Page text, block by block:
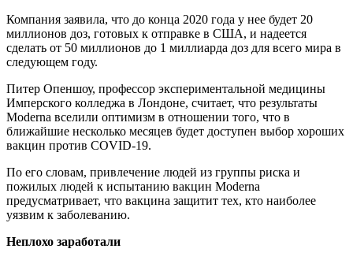
Компания заявила, что до конца 2020 года у нее будет 20
миллионов доз, готовых к отправке в США, и надеется
сделать от 50 миллионов до 1 миллиарда доз для всего мира в
следующем году.
Питер Опеншоу, профессор экспериментальной медицины
Имперского колледжа в Лондоне, считает, что результаты
Moderna вселили оптимизм в отношении того, что в
ближайшие несколько месяцев будет доступен выбор хороших
вакцин против COVID-19.
По его словам, привлечение людей из группы риска и
пожилых людей к испытанию вакцин Moderna
предусматривает, что вакцина защитит тех, кто наиболее
уязвим к заболеванию.
Неплохо заработали